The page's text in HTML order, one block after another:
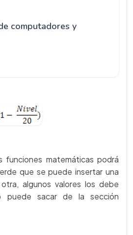
computadores y
funciones matemáticas podrá
que se puede insertar una
algunos valores los debe
puede sacar de la sección